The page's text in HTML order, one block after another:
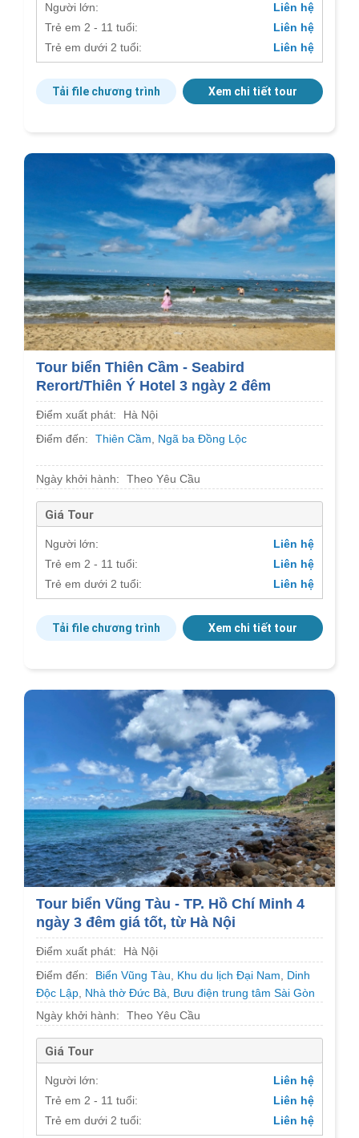
Người lớn:
Liên hệ
Trẻ em 2 - 11 tuổi:
Liên hệ
Trẻ em dưới 2 tuổi:
Liên hệ
Tải file chương trình Xem chi tiết tour
Tour biển Thiên Cầm - Seabird
Rerort/Thiên Ý Hotel 3 ngày 2 đêm
Điểm xuất phát:
Hà Nội
Điểm đến:
Thiên Cầm Ngã ba Đồng Lộc
Ngày khởi hành: Theo Yêu Cầu
Giá Tour
Người lớn:
Liên hệ
Trẻ em 2 - 11 tuổi:
Liên hệ
Trẻ em dưới 2 tuổi:
Liên hệ
Tải file chương trình Xem chi tiết tour
Tour biển Vũng Tàu - TP. Hồ Chí Minh 4
ngày 3 đêm giá tốt, từ Hà Nội
Điểm xuất phát:
Hà Nội
Điểm đến:
Biển Vũng Tàu Khu du lịch Đại Nam
Dinh
Độc Lập Nhà thờ Đức Bà
Bưu điện trung tâm Sài Gòn
Ngày khởi hành:
Theo Yêu Cầu
Giá Tour
Người lớn:
Liên hệ
Trẻ em 2 - 11 tuổi:
Liên hệ
Trẻ em dưới 2 tuổi:
Liên hệ